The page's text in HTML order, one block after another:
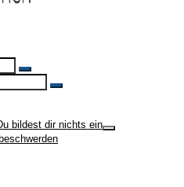
Suche
…
Suche
bildest dir nichts ein